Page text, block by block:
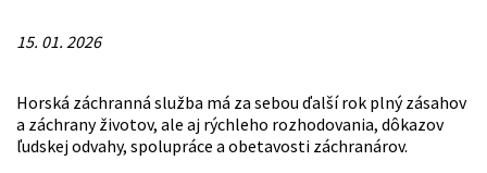
15. 01. 2026
Horská záchranná služba má za sebou ďalší rok plný zásahov
a záchrany životov, ale aj rýchleho rozhodovania, dôkazov
ľudskej odvahy, spolupráce a obetavosti záchranárov.